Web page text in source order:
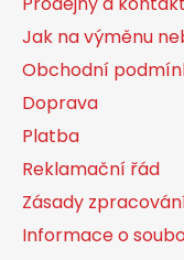
Jak na výměnu
Obchodní
Doprava
Platba
Reklamační řád
Zásady
Informace o